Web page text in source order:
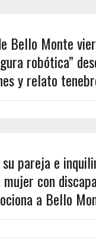
Bello Monte
robótica”
y relato
pareja e
con
a Bello